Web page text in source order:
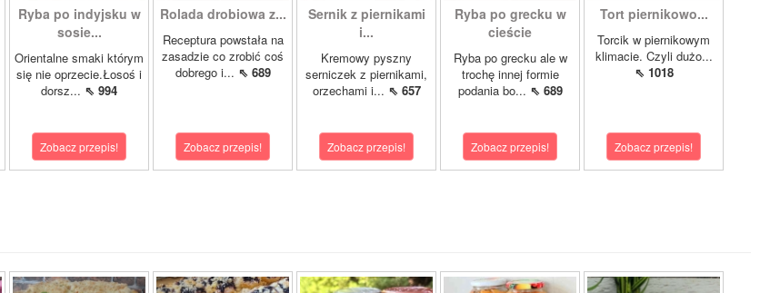
Ryba po indyjsku w
sosie...
Orientalne smaki którym
się nie oprzecie.Łosoś i
dorsz... ⇖ 994
Zobacz przepis!
Rolada drobiowa z...
Receptura powstała na
zasadzie co zrobić coś
dobrego i... ⇖ 689
Zobacz przepis!
Sernik z piernikami
i...
Kremowy pyszny
serniczek z piernikami,
orzechami i... ⇖ 657
Zobacz przepis!
Ryba po grecku w
cieście
Ryba po grecku ale w
trochę innej formie
podania bo... ⇖ 689
Zobacz przepis!
Tort piernikowo...
Torcik w piernikowym
klimacie. Czyli dużo...
⇖ 1018
Zobacz przepis!